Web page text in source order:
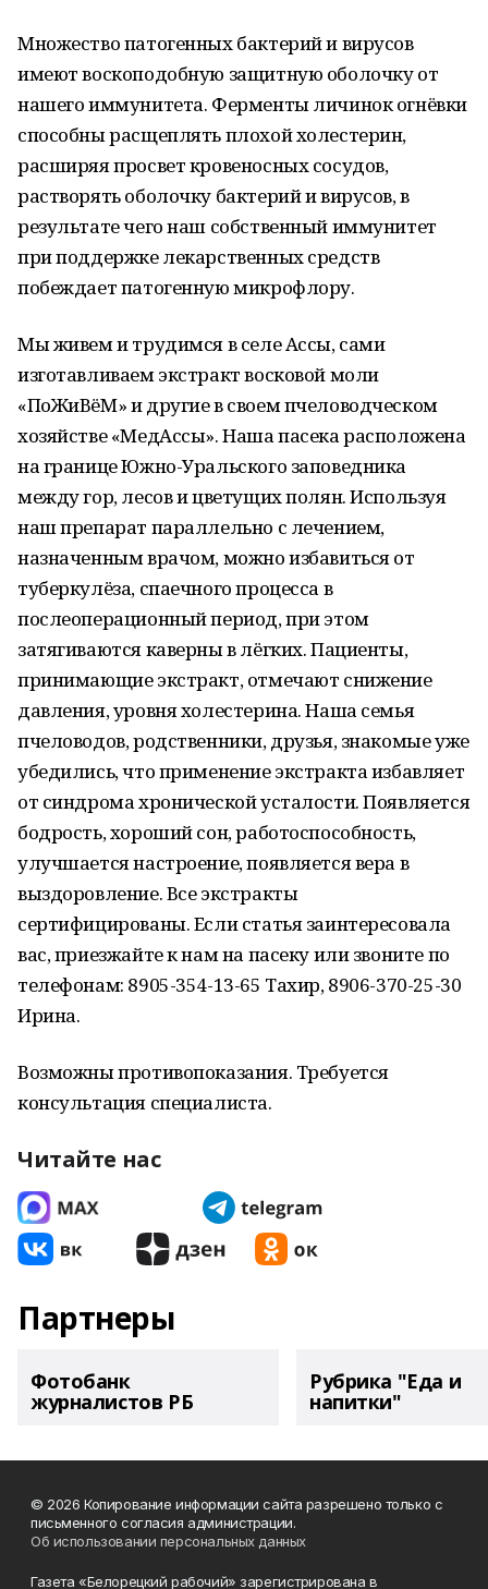
Множество патогенных бактерий и вирусов
имеют воскоподобную защитную оболочку от
нашего иммунитета. Ферменты личинок огнёвки
способны расщеплять плохой холестерин,
расширяя просвет кровеносных сосудов,
растворять оболочку бактерий и вирусов, в
результате чего наш собственный иммунитет
при поддержке лекарственных средств
побеждает патогенную микрофлору.
Мы живем и трудимся в селе Ассы, сами
изготавливаем экстракт восковой моли
«ПоЖиВёМ» и другие в своем пчеловодческом
хозяйстве «МедАссы». Наша пасека расположена
на границе Южно-Уральского заповедника
между гор, лесов и цветущих полян. Используя
наш препарат параллельно с лечением,
назначенным врачом, можно избавиться от
туберкулёза, спаечного процесса в
послеоперационный период, при этом
затягиваются каверны в лёгких. Пациенты,
принимающие экстракт, отмечают снижение
давления, уровня холестерина. Наша семья
пчеловодов, родственники, друзья, знакомые уже
убедились, что применение экстракта избавляет
от синдрома хронической усталости. Появляется
бодрость, хороший сон, работоспособность,
улучшается настроение, появляется вера в
выздоровление. Все экстракты
сертифицированы. Если статья заинтересовала
вас, приезжайте к нам на пасеку или звоните по
телефонам: 8905-354-13-65 Тахир, 8906-370-25-30
Ирина.
Возможны противопоказания. Требуется
консультация специалиста.
Читайте нас
Партнеры
Фотобанк
журналистов РБ
Рубрика "Еда и
напитки"
© 2026 Копирование информации сайта разрешено только с
письменного согласия администрации.
Об использовании персональных данных
Газета «Белорецкий рабочий» зарегистрирована в